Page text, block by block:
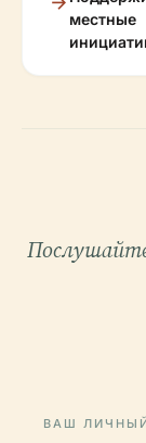
местные
ВАШ